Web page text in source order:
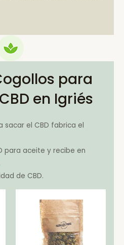
para
en Igriés
sacar el CBD fabrica el
para aceite y recibe en
de CBD.